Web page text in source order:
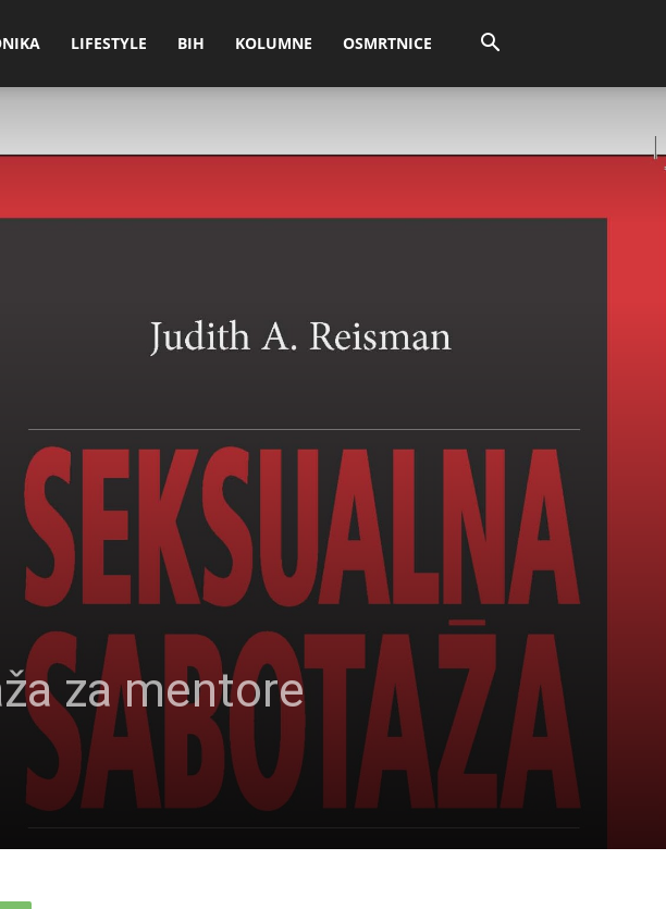
LIFESTYLE BIH KOLUMNE OSMRTNICE
za mentore